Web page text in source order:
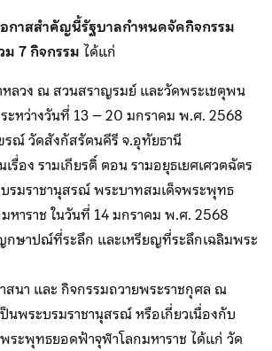
อกาสสำคัญนี้รัฐบาลกำหนดจัดกิจกรรม
ม 7 กิจกรรมได้แก่
ลวง ณ สวนสราญรมย์ และวัดพระเชตุพน
ะหว่างวันที่ 13 – 20 มกราคม พ.ศ. 2568
ณ์ วัดสังกัสรัตนคีรี จ.อุทัยธานี
รื่อง รามเกียรติ์ ตอน รามอยุธเยศเศวตฉัตร
รมราชานุสรณ์ พระบาทสมเด็จพระพุทธ
หาราช ในวันที่ 14 มกราคม พ.ศ. 2568
กษาปณ์ที่ระลึก และเหรียญที่ระลึกเฉลิมพระ
สนา และ กิจกรรมถวายพระราชกุศล ณ
นพระบรมราชานุสรณ์ หรือเกี่ยวเนื่องกับ
ระพุทธยอดฟ้าจุฬาโลกมหาราช ได้แก่ วัด